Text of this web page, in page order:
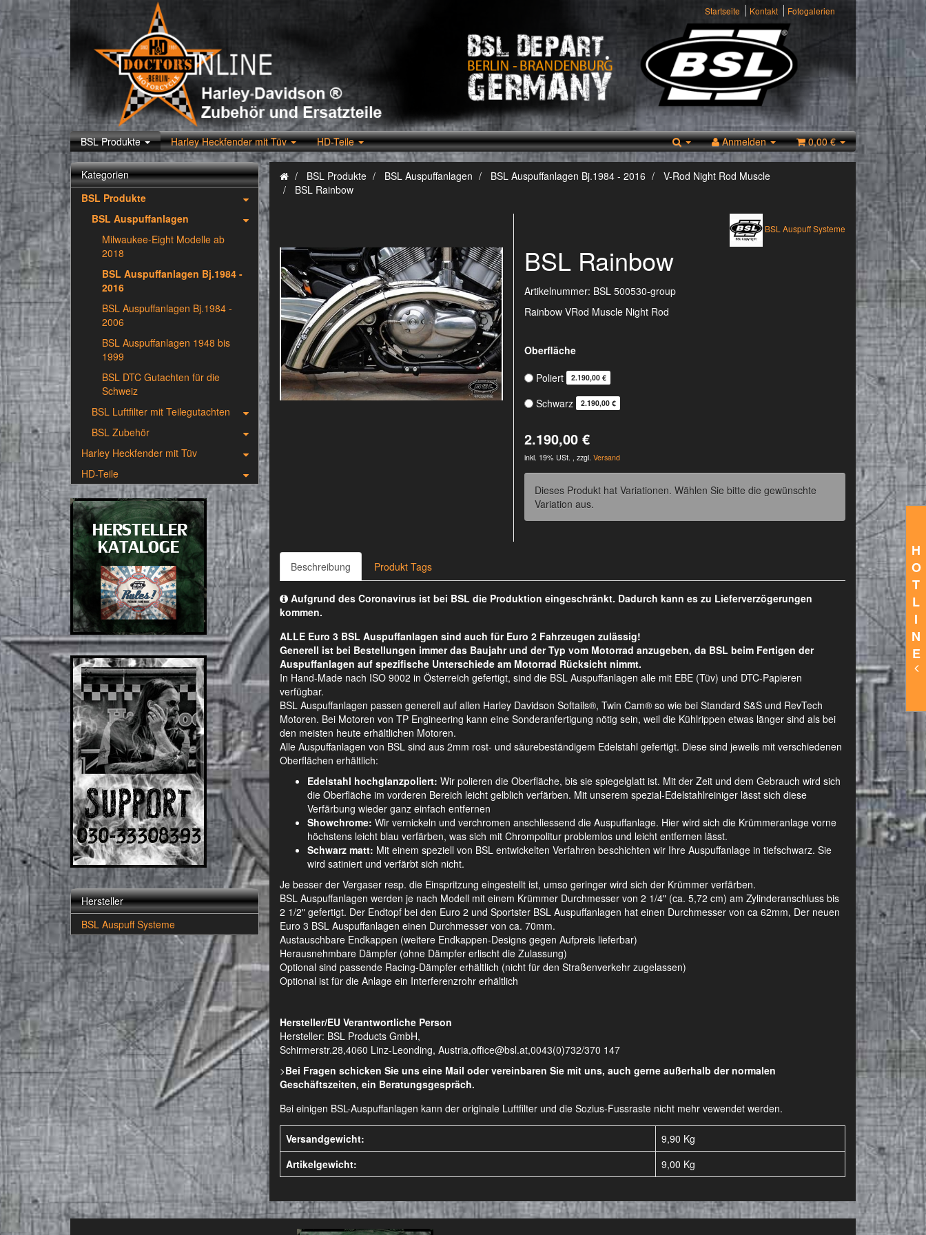
H
O
T
L
I
N
E
Startseite Kontakt Fotogalerien
BSL Produkte Harley Heckfender mit Tüv HD-Teile Anmelden 0,00 €
BSL Produkte BSL Auspuffanlagen BSL Auspuffanlagen Bj.1984 - 2016
V-Rod Night Rod Muscle
BSL Rainbow
BSL Auspuff Systeme
BSL Rainbow
Artikelnummer: BSL 500530-group
Rainbow VRod Muscle Night Rod
Oberfläche
Poliert
2.190,00 €
Schwarz 2.190,00 €
2.190,00 €
inkl. 19% USt. , zzgl.Versand
Dieses Produkt hat Variationen. Wählen Sie bitte die gewünschte
Variation aus.
Beschreibung Produkt Tags
Aufgrund des Coronavirus ist bei BSL die Produktion eingeschränkt. Dadurch kann es zu Lieferverzögerungen
kommen.
ALLE Euro 3 BSL Auspuffanlagen sind auch für Euro 2 Fahrzeugen zulässig!
Generell ist bei Bestellungen immer das Baujahr und der Typ vom Motorrad anzugeben, da BSL beim Fertigen der
Auspuffanlagen auf spezifische Unterschiede am Motorrad Rücksicht nimmt.
In Hand-Made nach ISO 9002 in Österreich gefertigt, sind die BSL Auspuffanlagen alle mit EBE (Tüv) und DTC-Papieren
verfügbar.
BSL Auspuffanlagen passen generell auf allen Harley Davidson Softails®, Twin Cam® so wie bei Standard S&S und RevTech
Motoren. Bei Motoren von TP Engineering kann eine Sonderanfertigung nötig sein, weil die Kühlrippen etwas länger sind als bei
den meisten heute erhältlichen Motoren.
Alle Auspuffanlagen von BSL sind aus 2mm rost- und säurebeständigem Edelstahl gefertigt. Diese sind jeweils mit verschiedenen
Oberflächen erhältlich:
Edelstahl hochglanzpoliert: Wir polieren die Oberfläche, bis sie spiegelglatt ist. Mit der Zeit und dem Gebrauch wird sich
die Oberfläche im vorderen Bereich leicht gelblich verfärben. Mit unserem spezial-Edelstahlreiniger lässt sich diese
Verfärbung wieder ganz einfach entfernen
Showchrome: Wir vernickeln und verchromen anschliessend die Auspuffanlage. Hier wird sich die Krümmeranlage vorne
höchstens leicht blau verfärben, was sich mit Chrompolitur problemlos und leicht entfernen lässt.
Schwarz matt: Mit einem speziell von BSL entwickelten Verfahren beschichten wir Ihre Auspuffanlage in tiefschwarz. Sie
wird satiniert und verfärbt sich nicht.
Je besser der Vergaser resp. die Einspritzung eingestellt ist, umso geringer wird sich der Krümmer verfärben.
BSL Auspuffanlagen werden je nach Modell mit einem Krümmer Durchmesser von 2 1/4" (ca. 5,72 cm) am Zylinderanschluss bis
2 1/2" gefertigt. Der Endtopf bei den Euro 2 und Sportster BSL Auspuffanlagen hat einen Durchmesser von ca 62mm, Der neuen
Euro 3 BSL Auspuffanlagen einen Durchmesser von ca. 70mm.
Austauschbare Endkappen (weitere Endkappen-Designs gegen Aufpreis lieferbar)
Herausnehmbare Dämpfer (ohne Dämpfer erlischt die Zulassung)
Optional sind passende Racing-Dämpfer erhältlich (nicht für den Straßenverkehr zugelassen)
Optional ist für die Anlage ein Interferenzrohr erhältlich
Hersteller/EU Verantwortliche Person
Hersteller: BSL Products GmbH,
Schirmerstr.28,4060 Linz-Leonding, Austria,office@bsl.at,0043(0)732/370 147
>Bei Fragen schicken Sie uns eine Mail oder vereinbaren Sie mit uns, auch gerne außerhalb der normalen
Geschäftszeiten, ein Beratungsgespräch.
Bei einigen BSL-Auspuffanlagen kann der originale Luftfilter und die Sozius-Fussraste nicht mehr vewendet werden.
Versandgewicht:
9,90 Kg
Artikelgewicht:
9,00 Kg
Kategorien
BSL Produkte
BSL Auspuffanlagen
Milwaukee-Eight Modelle ab
2018
BSL Auspuffanlagen Bj.1984 -
2016
BSL Auspuffanlagen Bj.1984 -
2006
BSL Auspuffanlagen 1948 bis
1999
BSL DTC Gutachten für die
Schweiz
BSL Luftfilter mit Teilegutachten
BSL Zubehör
Harley Heckfender mit Tüv
HD-Teile
Hersteller
BSL Auspuff Systeme